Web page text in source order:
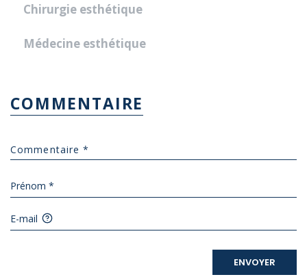
Chirurgie esthétique
Médecine esthétique
COMMENTAIRE
Prénom *
E-mail
ENVOYER